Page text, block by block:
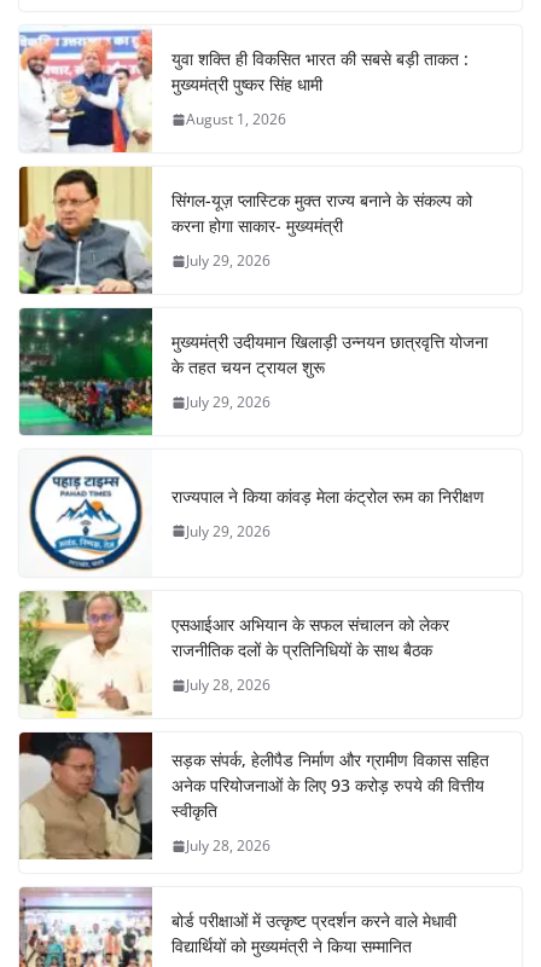
युवा शक्ति ही विकसित भारत की सबसे बड़ी ताकत :
मुख्यमंत्री पुष्कर सिंह धामी
August 1, 2026
सिंगल-यूज़ प्लास्टिक मुक्त राज्य बनाने के संकल्प को
करना होगा साकार- मुख्यमंत्री
July 29, 2026
मुख्यमंत्री उदीयमान खिलाड़ी उन्नयन छात्रवृत्ति योजना
के तहत चयन ट्रायल शुरू
July 29, 2026
राज्यपाल ने किया कांवड़ मेला कंट्रोल रूम का निरीक्षण
July 29, 2026
एसआईआर अभियान के सफल संचालन को लेकर
राजनीतिक दलों के प्रतिनिधियों के साथ बैठक
July 28, 2026
सड़क संपर्क, हेलीपैड निर्माण और ग्रामीण विकास सहित
अनेक परियोजनाओं के लिए 93 करोड़ रुपये की वित्तीय
स्वीकृति
July 28, 2026
बोर्ड परीक्षाओं में उत्कृष्ट प्रदर्शन करने वाले मेधावी
विद्यार्थियों को मुख्यमंत्री ने किया सम्मानित